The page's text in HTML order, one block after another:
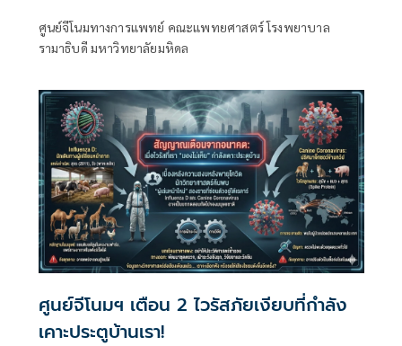
ศูนย์จีโนมทางการแพทย์ คณะแพทยศาสตร์ โรงพยาบาล
รามาธิบดี มหาวิทยาลัยมหิดล
ศูนย์จีโนมฯ เตือน 2 ไวรัสภัยเงียบที่กำลัง
เคาะประตูบ้านเรา!